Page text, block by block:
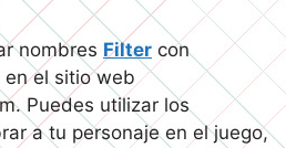
nombres Filter con
el sitio web
Puedes utilizar los
a tu personaje en el juego,